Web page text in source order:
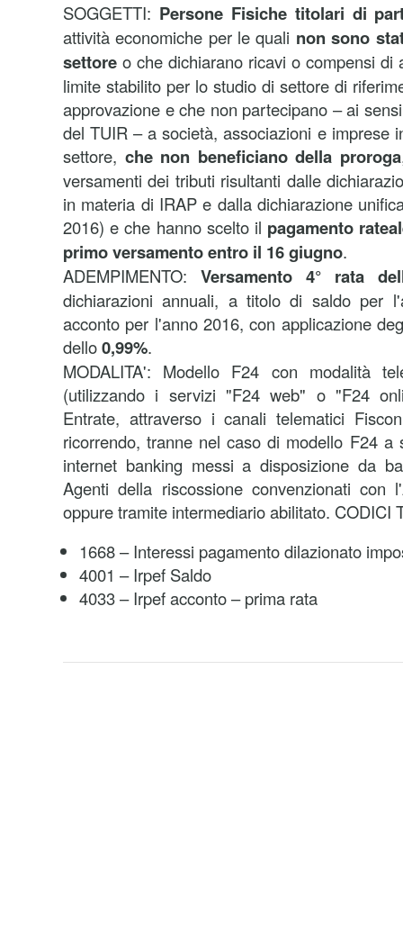
SOGGETTI: Persone Fisiche titolari di
attività economiche per le quali non sono
settore o che dichiarano ricavi o compensi di
limite stabilito per lo studio di settore di
approvazione e che non partecipano – ai
del TUIR – a società, associazioni e imprese
settore, che non beneficiano della proroga
versamenti dei tributi risultanti dalle
in materia di IRAP e dalla dichiarazione
2016) e che hanno scelto il pagamento
primo versamento entro il 16 giugno.
ADEMPIMENTO: Versamento 4° rata
dichiarazioni annuali, a titolo di saldo per
acconto per l'anno 2016, con applicazione
dello0,99%.
MODALITA': Modello F24 con modalità
(utilizzando i servizi "F24 web" o "F24
Entrate, attraverso i canali telematici
ricorrendo, tranne nel caso di modello F24
internet banking messi a disposizione da
Agenti della riscossione convenzionati con
oppure tramite intermediario abilitato. CODICI
1668 – Interessi pagamento dilazionato
4001 – Irpef Saldo
4033 – Irpef acconto – prima rata